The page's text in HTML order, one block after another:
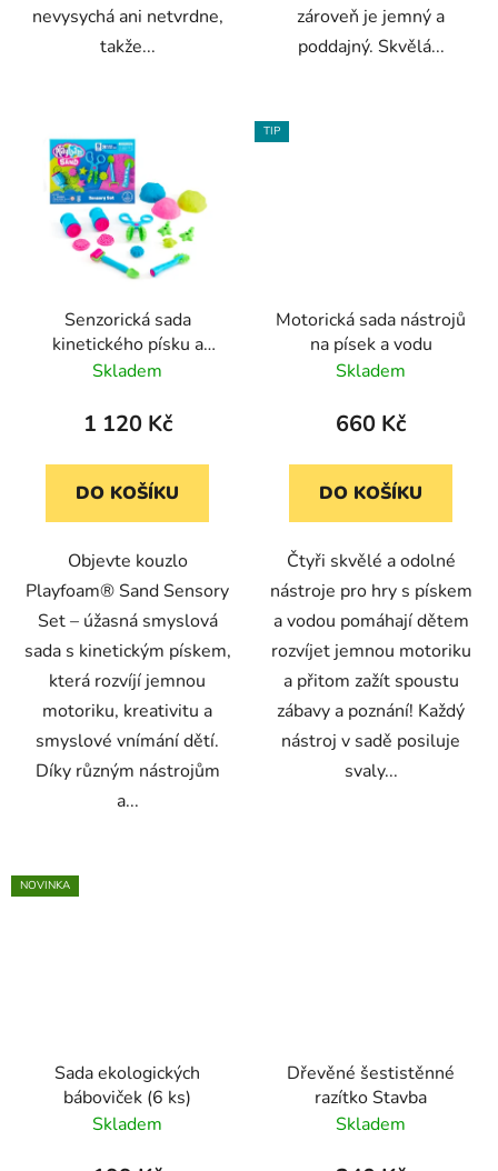
nevysychá ani netvrdne,
takže...
zároveň je jemný a
poddajný. Skvělá...
Senzorická sada
kinetického písku a
nástrojů k tvoření pro
Skladem
1 120 Kč
DO KOŠÍKU
Objevte kouzlo
Playfoam® Sand Sensory
Set – úžasná smyslová
sada s kinetickým pískem,
která rozvíjí jemnou
motoriku, kreativitu a
smyslové vnímání dětí.
Díky různým nástrojům
a...
TIP
Motorická sada nástrojů
na písek a vodu
Skladem
660 Kč
DO KOŠÍKU
Čtyři skvělé a odolné
nástroje pro hry s pískem
a vodou pomáhají dětem
rozvíjet jemnou motoriku
a přitom zažít spoustu
zábavy a poznání! Každý
nástroj v sadě posiluje
svaly...
NOVINKA
Sada ekologických
báboviček (6 ks)
Skladem
Dřevěné šestistěnné
razítko Stavba
Skladem